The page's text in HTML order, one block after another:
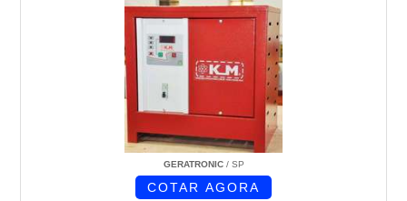
GERATRONIC/ SP
COTAR AGORA